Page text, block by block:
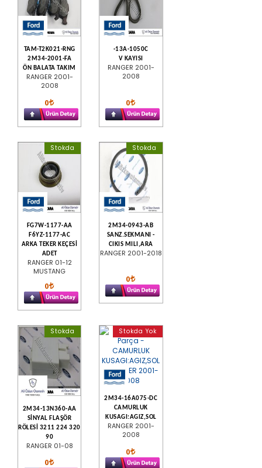
TAM-T2K021-RNG
2M34-2001-FA
ÖN BALATA TAKIM
RANGER 2001-
2008
0
-13A-1050C
V KAYISI
RANGER 2001-
2008
0
Stokda
FG7W-1177-AA
F6YZ-1177-AC
ARKA TEKER KEÇESİ
ADET
RANGER 01-12
MUSTANG
0
Stokda
2M34-0943-AB
SANZ.SEKMANI -
CIKIS MILI,ARA
RANGER 2001-2018
0
Stokda
2M34-13N360-AA
SİNYAL FLAŞÖR
RÖLESİ 3211 224 320
90
RANGER 01-08
0
Stokda Yok
2M34-16A075-DC
CAMURLUK
KUSAGI:AGIZ,SOL
RANGER 2001-
2008
0